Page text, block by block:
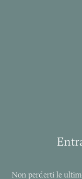
Non perderti le